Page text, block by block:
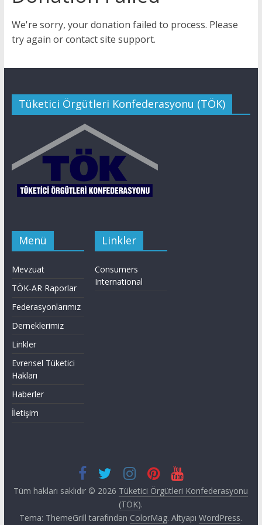
Tüketici
Örgütleri
Konfederasyonu
We're sorry, your donation failed to process. Please
try again or contact site support.
Tüketici Örgütleri Konfederasyonu (TÖK)
Menü
Mevzuat
TÖK-AR Raporlar
Federasyonlarımız
Derneklerimiz
Linkler
Evrensel Tüketici
Hakları
Haberler
İletişim
Linkler
Consumers
International
Tüm hakları saklıdır © 2026 Tüketici Örgütleri Konfederasyonu
(TÖK).
Tema: ThemeGrill tarafından ColorMag. AltyapıWordPress.